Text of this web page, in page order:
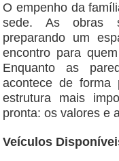
​O empenho da
sede. As obras
preparando um
encontro para
Enquanto as
acontece de forma
estrutura mais
pronta: os valores e
​Veículos